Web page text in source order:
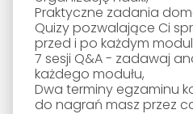
Praktyczne zadania
Quizy pozwalające Ci
przed i po każdym
7 sesji Q&A - zadawaj
każdego modułu,
Dwa terminy egzaminu
do nagrań masz przez